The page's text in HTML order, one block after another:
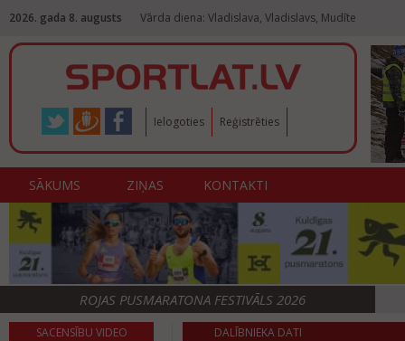
2026. gada 8. augusts Vārda diena: Vladislava, Vladislavs, Mudīte
Ielogoties Reģistrēties
SĀKUMS ZIŅAS KONTAKTI
ROJAS PUSMARATONA FESTIVĀLS 2026
SACENSĪBU VIDEO DALĪBNIEKA DATI